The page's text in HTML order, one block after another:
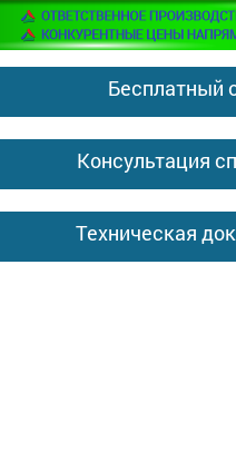
Бесплатный
Консультация
Техническая